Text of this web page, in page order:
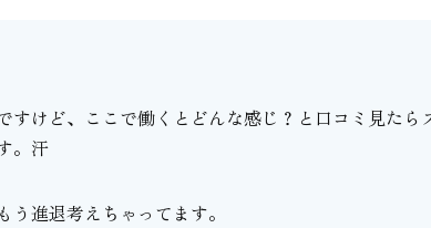
けど、ここで働くとどんな感じ？と口コミ見たら
。汗
進退考えちゃってます。